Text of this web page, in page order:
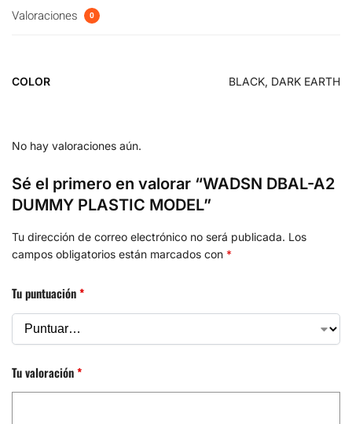
Valoraciones 0
COLOR BLACK, DARK EARTH
No hay valoraciones aún.
Sé el primero en valorar “WADSN DBAL-A2
DUMMY PLASTIC MODEL”
Tu dirección de correo electrónico no será publicada. Los
campos obligatorios están marcados con *
Tu puntuación*
Tu valoración*